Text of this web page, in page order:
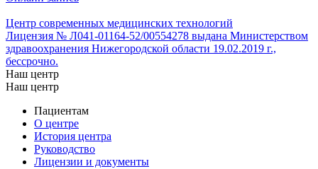
Центр современных медицинских технологий
Лицензия № Л041-01164-52/00554278 выдана Министерством
здравоохранения Нижегородской области 19.02.2019 г.,
бессрочно.
Наш центр
Наш центр
Пациентам
О центре
История центра
Руководство
Лицензии и документы